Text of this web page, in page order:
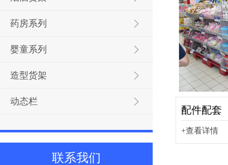
药房系列
婴童系列
造型货架
动态栏
联系我们
配件配套
+查看详情